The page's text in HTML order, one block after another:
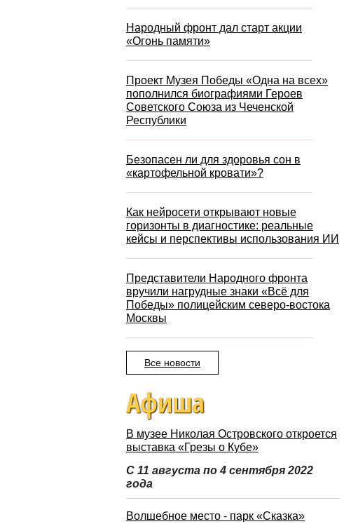
Народный фронт дал старт акции
«Огонь памяти»
Проект Музея Победы «Одна на всех»
пополнился биографиями Героев
Советского Союза из Чеченской
Республики
Безопасен ли для здоровья сон в
«картофельной кровати»?
Как нейросети открывают новые
горизонты в диагностике: реальные
кейсы и перспективы использования ИИ
Представители Народного фронта
вручили нагрудные знаки «Всё для
Победы» полицейским северо-востока
Москвы
Все новости
Афиша
В музее Николая Островского откроется
выставка «Грезы о Кубе»
С 11 августа по 4 сентября 2022
года
Волшебное место - парк «Сказка»